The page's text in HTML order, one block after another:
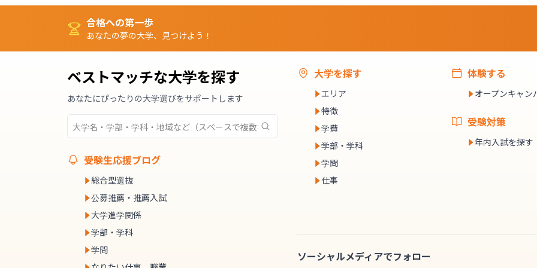
合格への第一歩
あなたの夢の大学、見つけよう！
ベストマッチな大学を探す
あなたにぴったりの大学選びをサポートします
受験生応援ブログ
総合型選抜
公募推薦・推薦入試
大学進学関係
学部・学科
学問
大学を探す
エリア
特徴
学費
学部・学科
学問
仕事
体験する
オープンキャン
受験対策
年内入試を探す
ソーシャルメディアでフォロー